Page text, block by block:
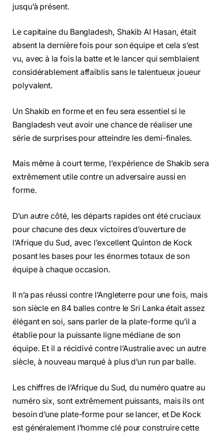
jusqu’à présent.
Le capitaine du Bangladesh, Shakib Al Hasan, était
absent la dernière fois pour son équipe et cela s’est
vu, avec à la fois la batte et le lancer qui semblaient
considérablement affaiblis sans le talentueux joueur
polyvalent.
Un Shakib en forme et en feu sera essentiel si le
Bangladesh veut avoir une chance de réaliser une
série de surprises pour atteindre les demi-finales.
Mais même à court terme, l’expérience de Shakib sera
extrêmement utile contre un adversaire aussi en
forme.
D’un autre côté, les départs rapides ont été cruciaux
pour chacune des deux victoires d’ouverture de
l’Afrique du Sud, avec l’excellent Quinton de Kock
posant les bases pour les énormes totaux de son
équipe à chaque occasion.
Il n’a pas réussi contre l’Angleterre pour une fois, mais
son siècle en 84 balles contre le Sri Lanka était assez
élégant en soi, sans parler de la plate-forme qu’il a
établie pour la puissante ligne médiane de son
équipe. Et il a récidivé contre l’Australie avec un autre
siècle, à nouveau marqué à plus d’un run par balle.
Les chiffres de l’Afrique du Sud, du numéro quatre au
numéro six, sont extrêmement puissants, mais ils ont
besoin d’une plate-forme pour se lancer, et De Kock
est généralement l’homme clé pour construire cette